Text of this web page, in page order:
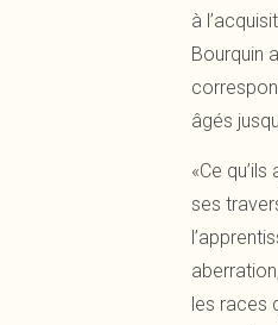
à
Bourquin
âgés
«Ce
ses
les races